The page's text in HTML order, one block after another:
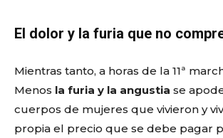
El dolor y la furia que no
Mientras tanto, a horas de la 11ª
Menos la furia y la angustia se
cuerpos de mujeres que vivieron y
propia el precio que se debe pagar